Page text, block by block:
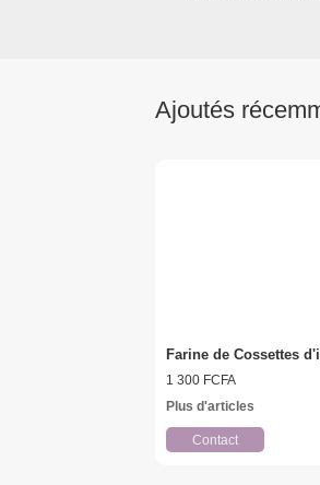
Ajoutés
Farine de Cossettes
1 300 FCFA
Plus d'articles
Contact